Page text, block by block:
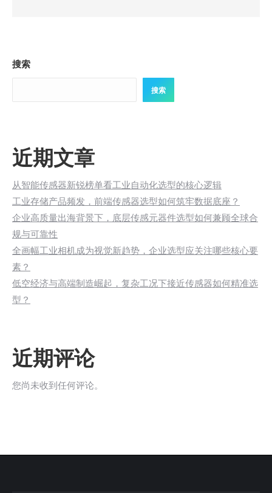
搜索
搜索
近期文章
从智能传感器新锐榜单看工业自动化选型的核心逻辑
工业存储产品频发，前端传感器选型如何筑牢数据底座？
企业高质量出海背景下，底层传感元器件选型如何兼顾全球合
规与可靠性
全画幅工业相机成为视觉新趋势，企业选型应关注哪些核心要
素？
低空经济与高端制造崛起，复杂工况下接近传感器如何精准选
型？
近期评论
您尚未收到任何评论。